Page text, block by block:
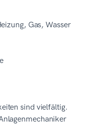
Gas, Wasser
sind vielfältig.